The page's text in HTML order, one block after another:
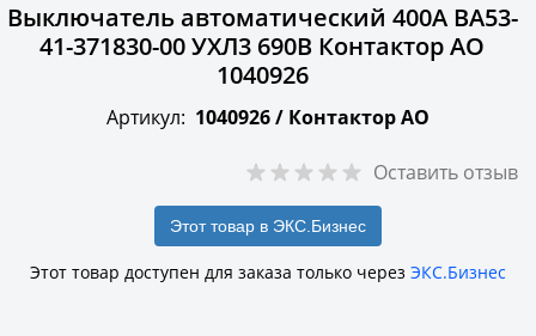
Выключатель автоматический 400А ВА53-
41-371830-00 УХЛ3 690В Контактор АО
1040926
Артикул: 1040926 / Контактор АО
Оставить отзыв
Этот товар в ЭКС.Бизнес
Этот товар доступен для заказа только через ЭКС.Бизнес